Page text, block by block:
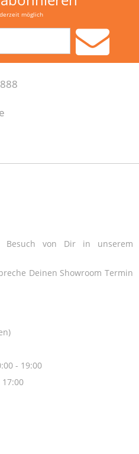
möglich
von Dir in unserem
Deinen Showroom Termin
- 19:00